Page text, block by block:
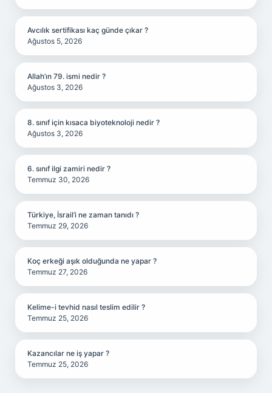
Avcılık sertifikası kaç günde çıkar ?
Ağustos 5, 2026
Allah’ın 79. ismi nedir ?
Ağustos 3, 2026
8. sınıf için kısaca biyoteknoloji nedir ?
Ağustos 3, 2026
6. sınıf ilgi zamiri nedir ?
Temmuz 30, 2026
Türkiye, İsrail’i ne zaman tanıdı ?
Temmuz 29, 2026
Koç erkeği aşık olduğunda ne yapar ?
Temmuz 27, 2026
Kelime-i tevhid nasıl teslim edilir ?
Temmuz 25, 2026
Kazancılar ne iş yapar ?
Temmuz 25, 2026